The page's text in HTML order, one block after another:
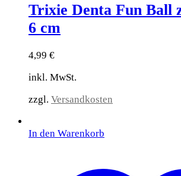
Trixie Denta Fun Ball
6 cm
4,99 €
inkl. MwSt.
zzgl. Versandkosten
In den Warenkorb